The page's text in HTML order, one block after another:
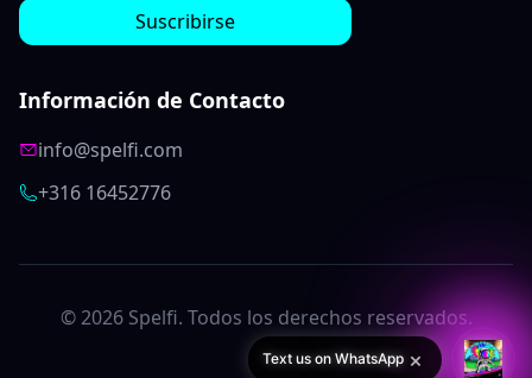
Suscribirse
Información de Contacto
info@spelfi.com
+316 16452776
©2026Spelfi. Todos los derechos reservados.
Text us on WhatsApp ×